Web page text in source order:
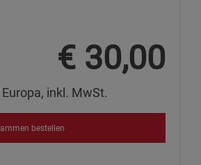
€ 30,00
inkl. MwSt.
bestellen